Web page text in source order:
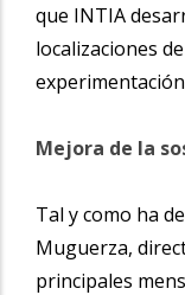
que INTIA
localizaciones
Mejora de la
Tal y como ha
Muguerza,
principales